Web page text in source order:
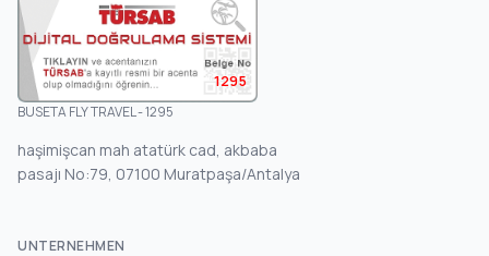
1295
BUSETA FLY TRAVEL - 1295
haşimişcan mah atatürk cad, akbaba
pasajı No:79, 07100 Muratpaşa/Antalya
UNTERNEHMEN